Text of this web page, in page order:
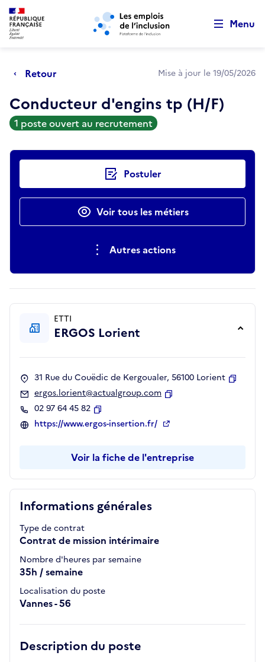
Aller au menu principal Aller au contenu principal
Menu
Retour Mise à jour le 19/05/2026
Conducteur d'engins tp (H/F)
1 poste ouvert au recrutement
Actions rapides Postuler
Voir tous les métiers
Autres actions
Informations générales
Type de contrat
Contrat de mission intérimaire
Nombre d'heures par semaine
35h / semaine
Localisation du poste
Vannes - 56
Description du poste
ETTI
ERGOS Lorient
31 Rue du Couëdic de Kergoualer, 56100 Lorient
ergos.lorient@actualgroup.com
02 97 64 45 82
Copier
https://www.ergos-insertion.fr/
Voir la fiche de l'entreprise
Retour au début de la page
Panneau de gestion des cookies